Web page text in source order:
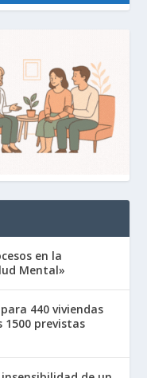
en la
Mental»
440 viviendas
1500 previstas